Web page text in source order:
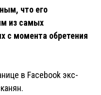
что его
из самых
с момента обретения
в Facebook экс-